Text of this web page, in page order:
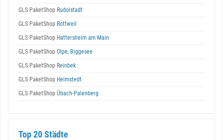
GLS PaketShop Rudolstadt
GLS PaketShop Rottweil
GLS PaketShop Hattersheim am Main
GLS PaketShop Olpe, Biggesee
GLS PaketShop Reinbek
GLS PaketShop Helmstedt
GLS PaketShop Übach-Palenberg
Top 20 Städte